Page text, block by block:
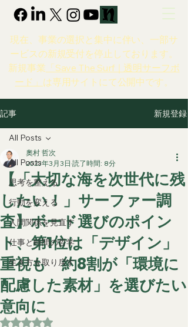
現在、事業の選択と集中に伴い、一部サ
ービスの新規受付を停止しております。
新規事業 「Save The Surf｜透明サーフボ
ード」 は専用サイトにて公開中です。
記事 新規登録
All Posts
思考を整える
行動を変える
人間関係を見直す
仕事と時間の哲学
生き方を取り戻す
All Posts
【「大切な海を次世代に残
したい！」サーファー調
査】ボード選びのポイン
ト、第1位は「デザイン」
重視も 約8割が「環境に
配慮した素材」を選びたい
意向に
奧村 哲次
2023年3月3日 読了時間: 8分
5つ星のうちNaNと評価されています。